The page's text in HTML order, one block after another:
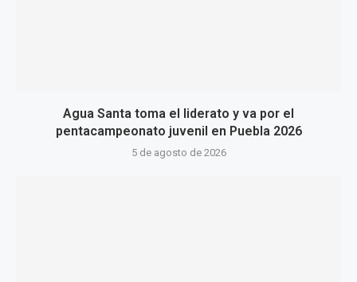
Agua Santa toma el liderato y va por el
pentacampeonato juvenil en Puebla 2026
5 de agosto de 2026